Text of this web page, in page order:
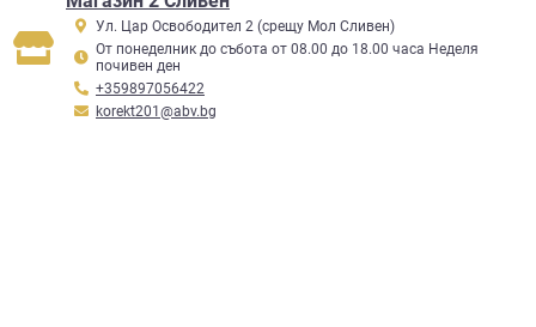
Ул. Цар Освободител 2 (срещу Мол Сливен)
От понеделник до събота от 08.00 до 18.00 часа Неделя
почивен ден
+359897056422
korekt201@abv.bg